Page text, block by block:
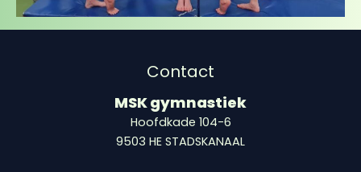
Contact
MSK gymnastiek
Hoofdkade 104-6
9503 HE STADSKANAAL